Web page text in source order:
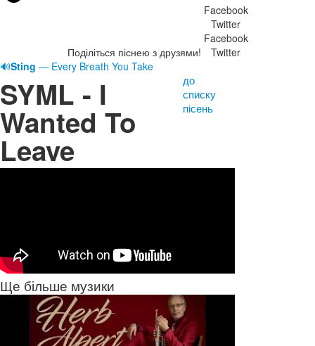
Поділіться піснею з друзями!
Facebook
Twitter
Facebook
Twitter
🔊Sting — Every Breath You Take
SYML - I
Wanted To
Leave
до
списку
пісень
Ще більше музики